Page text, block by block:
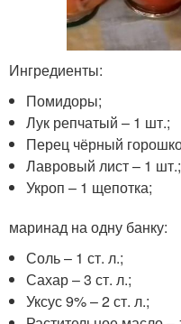
Ингредиенты:
Помидоры;
Лук репчатый – 1 шт.;
Перец чёрный
Лавровый лист – 1 шт.;
Укроп – 1 щепотка;
маринад на одну банку:
Соль – 1 ст. л.;
Сахар – 3 ст. л.;
Уксус 9% – 2 ст. л.;